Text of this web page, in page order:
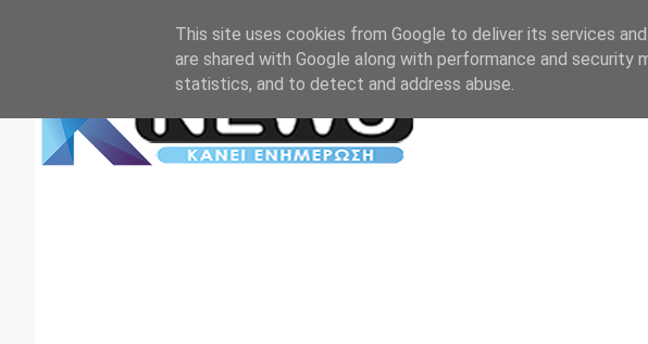
This site uses cookies from Google to deliver its services
are shared with Google along with performance and
statistics, and to detect and address abuse.